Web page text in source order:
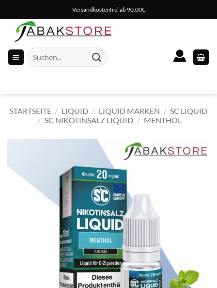
Inhalt
springen
Versandkostenfrei ab 90,00€
Suche
nach:
STARTSEITE / LIQUID / LIQUID MARKEN / SC LIQUID
/ SC NIKOTINSALZ LIQUID / MENTHOL